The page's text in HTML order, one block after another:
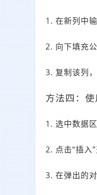
1. 在新列中输
2. 向下填充
3. 复制该列
方法四：
1. 选中数据区
2. 点击“插入
3. 在弹出的